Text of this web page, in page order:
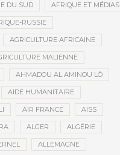
DU SUD AFRIQUE ET MÉDIAS
RUSSIE
AGRICULTURE AFRICAINE
MALIENNE
AHMADOU AL AMINOU LÔ
AIDE HUMANITAIRE
AIR FRANCE AISS
ALGER ALGÉRIE
ALLEMAGNE